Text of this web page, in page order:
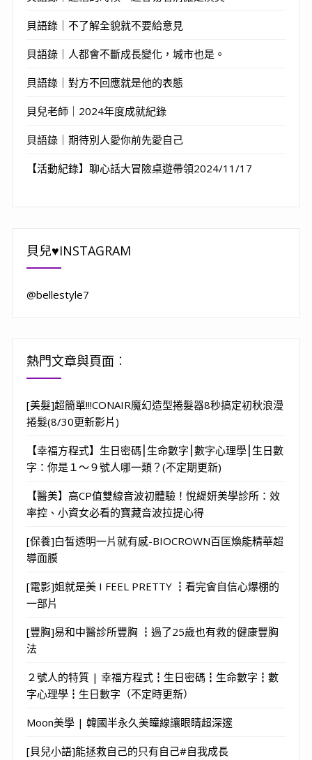
貝語錄｜不了解全貌就不要給意見
貝語錄｜人都會不斷成長變化，城市也是。
貝語錄｜對方不回應就是他的表態
貝兒老師｜2024年度成就紀錄
貝語錄｜期待別人愛你前先愛自己
【活動紀錄】聊心話大冒險桌遊帶領2024/11/17
貝兒♥INSTAGRAM
@bellestyle7
熱門文章與頁面︰
[美髮]超簡單!!!CONAIR魔幻造型捲髮器8秒搞定初秋浪漫
捲髮(8/30更新影片)
【幸福方程式】生日密碼⎮生命數字⎮數字心理學⎮生日數
字：你是１～９號人哪一類？(不定期更新)
【醫美】高CP值雙線音波初體驗！悅緹妍美學診所：效
率控、小資女必看的寶藏音波拉提心得
[保養]白皙透明一片就有感-BIOCROWN百匡煥能精華超
導面膜
[電影]姐就是美 I FEEL PRETTY ┇看完會自信心爆棚的
一部片
[豐胸]易和中醫診所豐胸 ┇過了25歲也有救的健康豐胸
法
２號人的特質 | 幸福方程式┇生日密碼┇生命數字┇數
字心理學┇生日數字（不定時更新）
Moon美學 | 韓國半永久美瞳線讓眼睛超深邃
[貝兒小語]能拯救自己的只有自己#自我成長